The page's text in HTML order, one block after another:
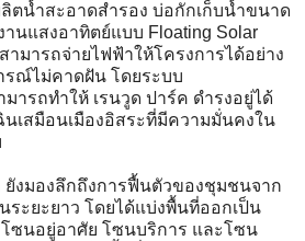
ตน้ำสะอาดสำรอง บ่อกักเก็บน้ำขนาด
นแสงอาทิตย์แบบ Floating Solar
ามารถจ่ายไฟฟ้าให้โครงการได้อย่าง
รณ์ไม่คาดฝัน โดยระบบ
ารถทำให้ เรนวูด ปาร์ค ดำรงอยู่ได้
นเสมือนเมืองอิสระที่มีความมั่นคงใน
ยังมองลึกถึงการฟื้นตัวของชุมชนจาก
ะยะยาว โดยได้แบ่งพื้นที่ออกเป็น
ซนอยู่อาศัย โซนบริการ และโซน